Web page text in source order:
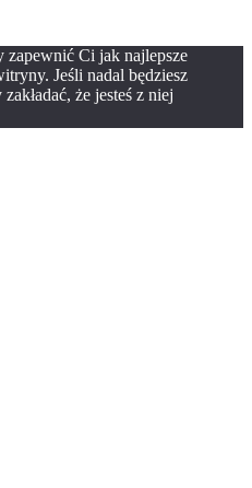
Ci jak najlepsze
Jeśli nadal będziesz
że jesteś z niej